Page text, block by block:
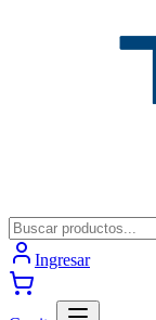
Ingresar